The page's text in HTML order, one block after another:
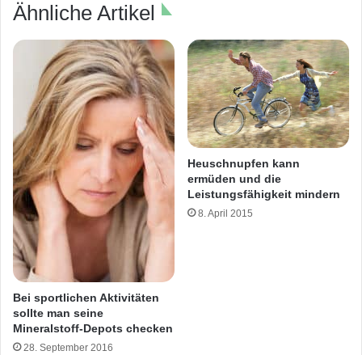
Ähnliche Artikel
Bei sportlichen Aktivitäten
sollte man seine
Mineralstoff-Depots checken
28. September 2016
Heuschnupfen kann
ermüden und die
Leistungsfähigkeit mindern
8. April 2015